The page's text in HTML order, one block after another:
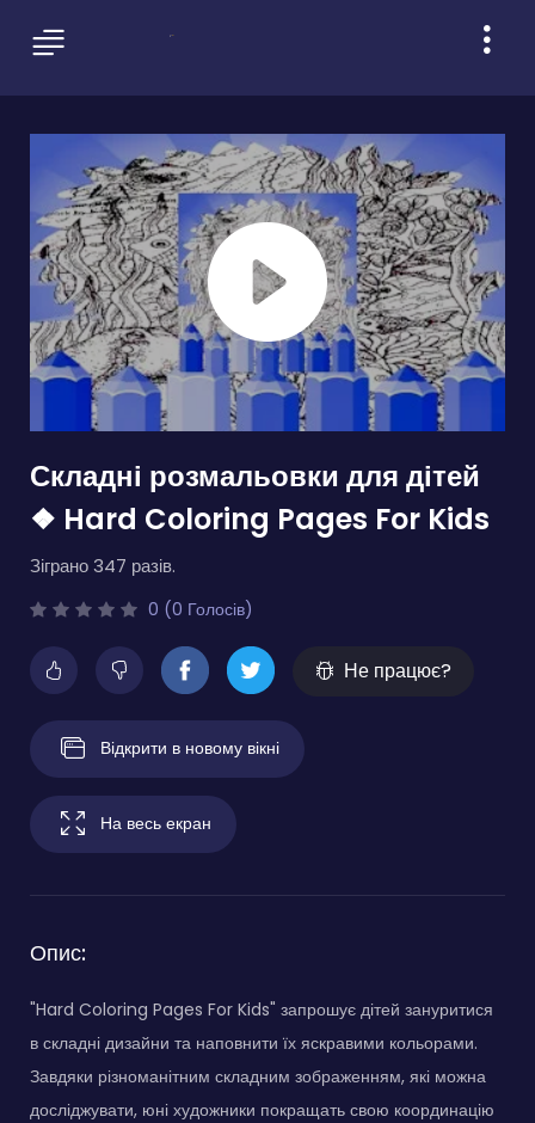
Складні розмальовки для дітей
❖ Hard Coloring Pages For Kids
Зіграно 347 разів.
0 (0 Голосів)
Не працює?
Відкрити в новому вікні
На весь екран
Опис:
"Hard Coloring Pages For Kids" запрошує дітей зануритися
в складні дизайни та наповнити їх яскравими кольорами.
Завдяки різноманітним складним зображенням, які можна
досліджувати, юні художники покращать свою координацію